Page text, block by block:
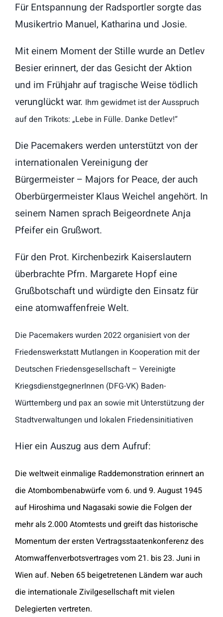
Für Entspannung der Radsportler sorgte das
Musikertrio Manuel, Katharina und Josie.
Mit einem Moment der Stille wurde an Detlev
Besier erinnert, der das Gesicht der Aktion
und im Frühjahr auf tragische Weise tödlich
verunglückt war. Ihm gewidmet ist der Ausspruch
auf den Trikots: „Lebe in Fülle. Danke Detlev!“
Die Pacemakers werden unterstützt von der
internationalen Vereinigung der
Bürgermeister – Majors for Peace, der auch
Oberbürgermeister Klaus Weichel angehört. In
seinem Namen sprach Beigeordnete Anja
Pfeifer ein Grußwort.
Für den Prot. Kirchenbezirk Kaiserslautern
überbrachte Pfrn. Margarete Hopf eine
Grußbotschaft und würdigte den Einsatz für
eine atomwaffenfreie Welt.
Die Pacemakers wurden 2022 organisiert von der
Friedenswerkstatt Mutlangen in Kooperation mit der
Deutschen Friedensgesellschaft – Vereinigte
KriegsdienstgegnerInnen (DFG-VK) Baden-
Württemberg und pax an sowie mit Unterstützung der
Stadtverwaltungen und lokalen Friedensinitiativen
Hier ein Auszug aus dem Aufruf:
Die weltweit einmalige Raddemonstration erinnert an
die Atombombenabwürfe vom 6. und 9. August 1945
auf Hiroshima und Nagasaki sowie die Folgen der
mehr als 2.000Atomtests und greift das historische
Momentum der ersten Vertragsstaatenkonferenz des
Atomwaffenverbotsvertrages vom 21. bis 23. Juni in
Wien auf. Neben 65 beigetretenen Ländern war auch
die internationale Zivilgesellschaft mit vielen
Delegierten vertreten.